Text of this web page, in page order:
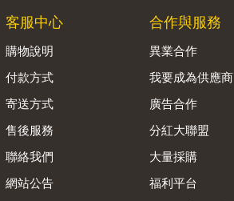
客服中心
購物說明
付款方式
寄送方式
售後服務
聯絡我們
網站公告
合作與服務
異業合作
我要成為供應商
廣告合作
分紅大聯盟
大量採購
福利平台